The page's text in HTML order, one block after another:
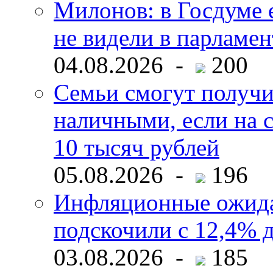
Милонов: в Госдуме
не видели в
04.08.2026 -
200
Семьи смогут
наличными, если на
10 тысяч рублей
05.08.2026 -
196
Инфляционные
подскочили с 12,4%
03.08.2026 -
185